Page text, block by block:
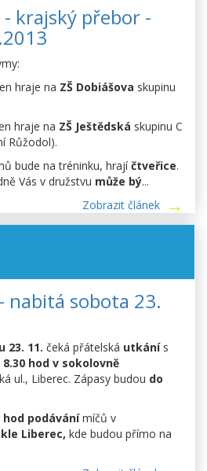
krajský přebor -
hraje na ZŠ Dobiášova skupinu
hraje na ZŠ Ještědská skupinu C
Růžodol).
bude na tréninku, hrajíčtveřice.
Vás v družstvu může bý...
Zobrazit článek
nabitá sobota 23.
23. 11. čeká přátelská utkánís
8.30 hod v sokolovně
ul., Liberec. Zápasy budou do
hod podávánímíčů v
Liberec, kde budou přímo na